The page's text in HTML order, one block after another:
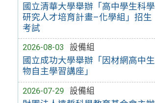
國立清華大學舉辦「高中學生科學
研究人才培育計畫–化學組」招生
考試
2026-08-03
設備組
國立成功大學舉辦「因材網高中生
物自主學習講座」
2026-07-29
設備組